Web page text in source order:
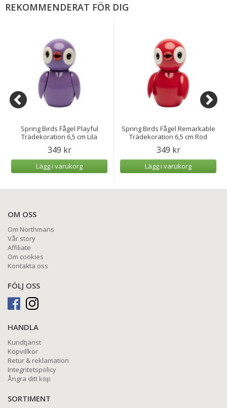
REKOMMENDERAT FÖR DIG
Spring Birds Fågel Playful
Trädekoration 6,5 cm Lila
349 kr
Lägg i varukorg
Spring Birds Fågel Remarkable
Trädekoration 6,5 cm Röd
349 kr
Lägg i varukorg
OM OSS
Om Northmans
Vår story
Affiliate
Om cookies
Kontakta oss
FÖLJ OSS
HANDLA
Kundtjänst
Köpvillkor
Retur & reklamation
Integritetspolicy
Ångra ditt köp
SORTIMENT